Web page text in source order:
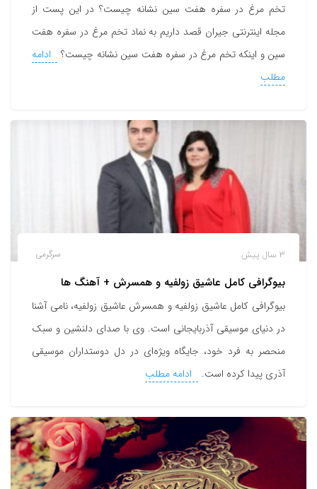
تخم مرغ در سفره هفت سین نشانه چیست؟ در این پست از
مجله اینترنتی جیران قصد داریم به نماد تخم مرغ در سفره هفت
سین و اینکه تخم مرغ در سفره هفت سین نشانه چیست؟
ادامه
مطلب
سرگرمی 3 سال پیش
بیوگرافی کامل عاشیق زولفیه و همسرش + آهنگ ها
بیوگرافی کامل عاشیق زولفیه و همسرش عاشیق زولفیه، نامی آشنا
در دنیای موسیقی آذربایجانی است. وی با صدای دلنشین و سبک
منحصر به فرد خود، جایگاه ویژه‌ای در دل دوستداران موسیقی
آذری پیدا کرده است.
ادامه مطلب